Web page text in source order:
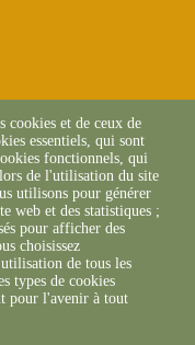
cookies et de ceux de
essentiels, qui sont
fonctionnels, qui
de l'utilisation du site
utilisons pour générer
web et des statistiques ;
pour afficher des
choisissez
de tous les
types de cookies
pour l'avenir à tout